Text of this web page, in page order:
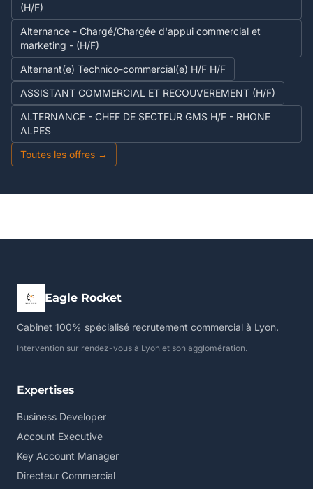
(H/F)
Alternance - Chargé/Chargée d'appui commercial et
marketing - (H/F)
Alternant(e) Technico-commercial(e) H/F H/F
ASSISTANT COMMERCIAL ET RECOUVEREMENT (H/F)
ALTERNANCE - CHEF DE SECTEUR GMS H/F - RHONE
ALPES
Toutes les offres →
Eagle Rocket
Cabinet 100% spécialisé recrutement commercial à Lyon.
Intervention sur rendez-vous à Lyon et son agglomération.
Expertises
Business Developer
Account Executive
Key Account Manager
Directeur Commercial